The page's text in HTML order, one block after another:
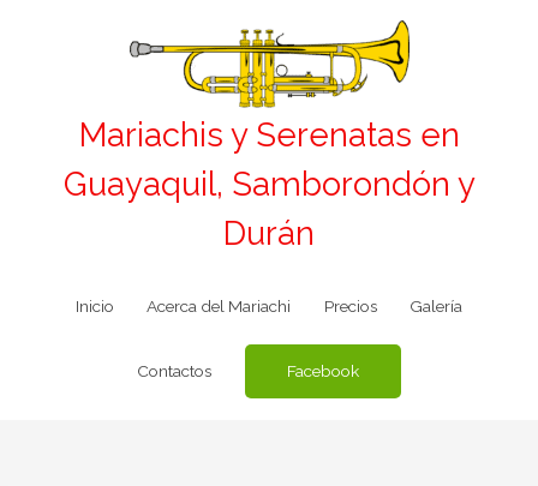
Mariachis y Serenatas en
Guayaquil, Samborondón y
Durán
Inicio Acerca del Mariachi Precios Galería
Contactos Facebook